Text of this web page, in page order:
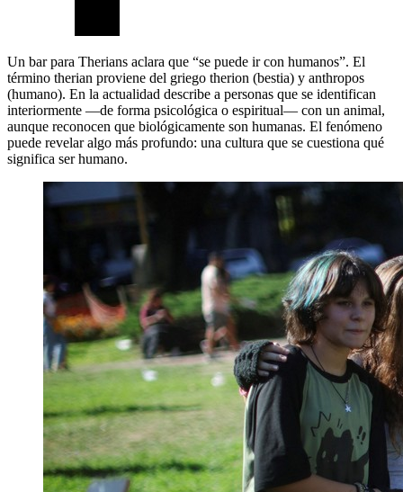
Un bar para Therians aclara que “se puede ir con humanos”. El
término therian proviene del griego therion (bestia) y anthropos
(humano). En la actualidad describe a personas que se identifican
interiormente —de forma psicológica o espiritual— con un animal,
aunque reconocen que biológicamente son humanas. El fenómeno
puede revelar algo más profundo: una cultura que se cuestiona qué
significa ser humano.